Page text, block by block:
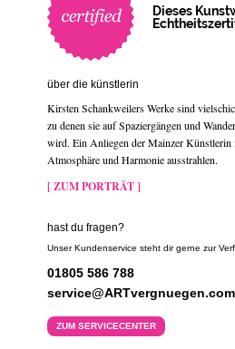
Dieses
über die künstlerin
Kirsten Schankweilers Werke sind
zu denen sie auf Spaziergängen und
wird. Ein Anliegen der Mainzer Künstlerin
Atmosphäre und Harmonie ausstrahlen.
[ ZUM PORTRÄT ]
hast du fragen?
Unser Kundenservice steht dir gerne zur
01805 586 788
service@ARTvergnuegen.com
ZUM SERVICECENTER